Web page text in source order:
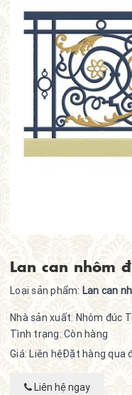
Lan can nhôm
Loại sản phẩm: Lan can
Nhà sản xuất: Nhôm đúc
Tình trạng: Còn hàng
Giá: Liên hệĐặt hàng qua
Liên hệ ngay